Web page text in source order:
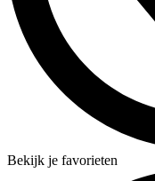
Bekijk je favorieten